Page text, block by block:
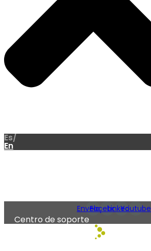
Es/
En
Envelope
Facebook
LinkedinYoutube
Centro de soporte